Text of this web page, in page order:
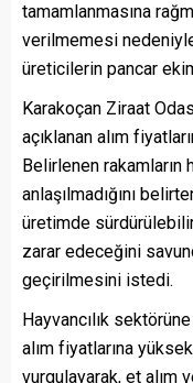
tamamlanmasına
verilmemesi
üreticilerin pancar
Karakoçan Ziraat
açıklanan alım
Belirlenen rakamların
anlaşılmadığını
üretimde
zarar edeceğini
geçirilmesini istedi.
Hayvancılık
alım fiyatlarına
vurgulayarak, et alım